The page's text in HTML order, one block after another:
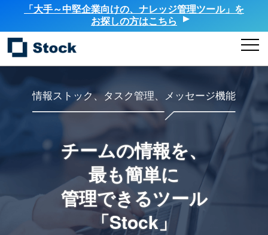
「大手～中堅企業向けの、ナレッジ管理ツール」を
お探しの方はこちら
情報ストック、タスク管理、メッセージ機能
チームの情報を、
最も簡単に
管理できるツール
「Stock」